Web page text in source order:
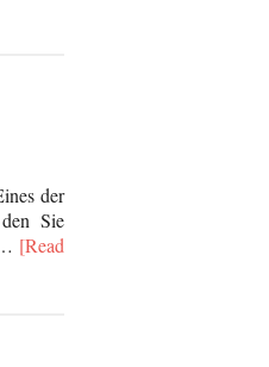
der
Sie
[Read